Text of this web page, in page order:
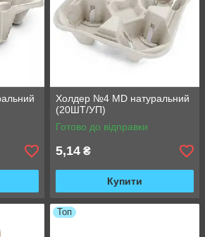
Холдер №4 MD натуральний
(20ШТ/УП)
Готово до відправки
5,14 ₴
Купити
Топ